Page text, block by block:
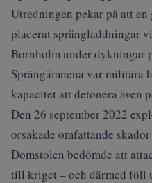
Utredningen pekar på att en
placerat sprängladdningar
Bornholm under dykningar
Sprängämnena var militära
kapacitet att detonera även
Den 26 september 2022
orsakade omfattande
Domstolen bedömde att
till kriget – och därmed föll